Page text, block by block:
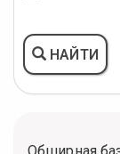
НАЙТИ